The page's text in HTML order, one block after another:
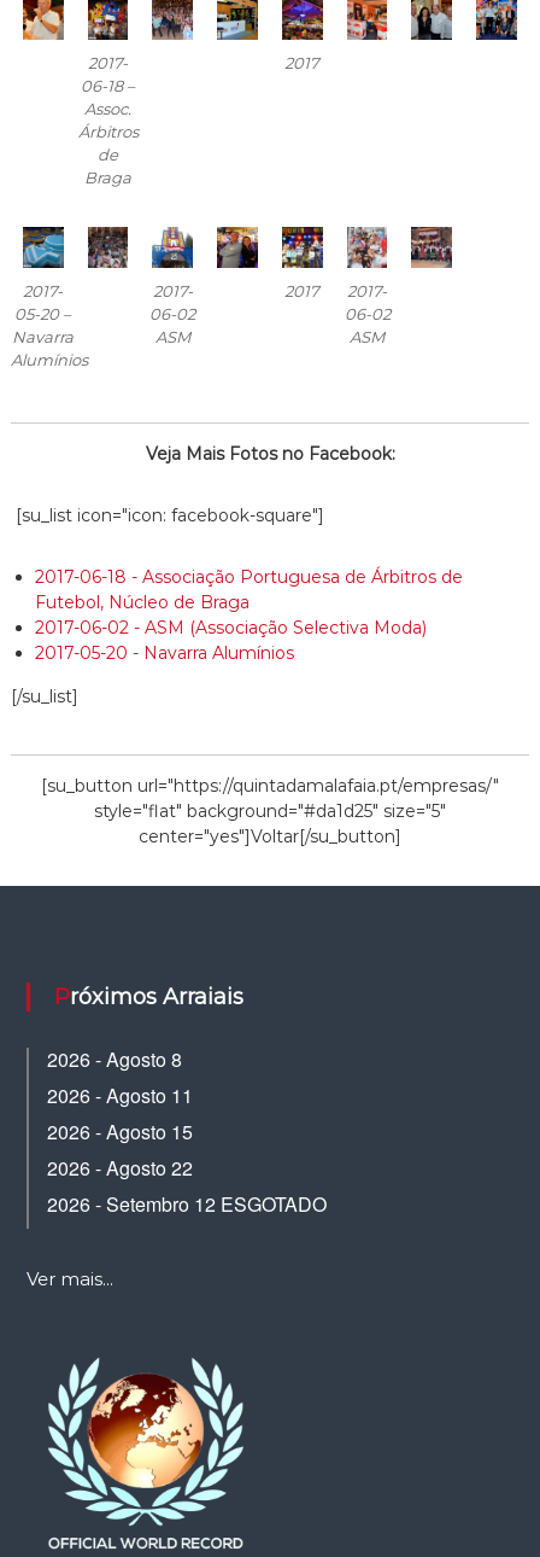
2017-
06-18 –
Assoc.
Árbitros
de
Braga
2017
2017-
05-20 –
Navarra
Alumínios
2017-
06-02
ASM
2017
2017-
06-02
ASM
Veja Mais Fotos no Facebook:
[su_list icon="icon: facebook-square"]
2017-06-18 - Associação Portuguesa de Árbitros de
Futebol, Núcleo de Braga
2017-06-02 - ASM (Associação Selectiva Moda)
2017-05-20 - Navarra Alumínios
[/su_list]
[su_button url="https://quintadamalafaia.pt/empresas/"
style="flat" background="#da1d25" size="5"
center="yes"]Voltar[/su_button]
Próximos Arraiais
2026 - Agosto 8
2026 - Agosto 11
2026 - Agosto 15
2026 - Agosto 22
2026 - Setembro 12 ESGOTADO
Ver mais...